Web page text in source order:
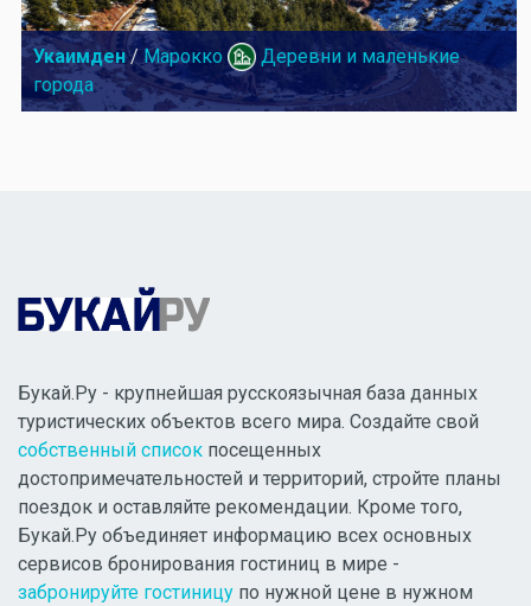
Укаимден/ Марокко
Деревни и маленькие
города
Букай.Ру - крупнейшая русскоязычная база данных
туристических объектов всего мира. Создайте свой
собственный список посещенных
достопримечательностей и территорий, стройте планы
поездок и оставляйте рекомендации. Кроме того,
Букай.Ру объединяет информацию всех основных
сервисов бронирования гостиниц в мире -
забронируйте гостиницу по нужной цене в нужном